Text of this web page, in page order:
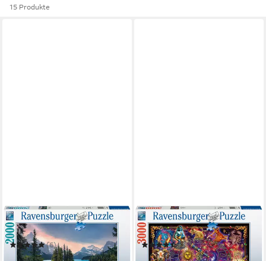
15 Produkte
RAVENSBURGER
Puzzle Spirit Island, Canada
(6)
ab 29,59 € UVP38,99 €
RAVENSBURGER
Puzzle Sternzeichen
(3)
ab 42,28 € UVP54,99 €